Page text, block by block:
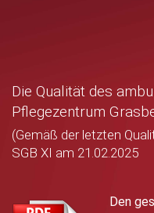
Die Qualität des
Pflegezentrum
(Gemäß der letzten
SGB XI am 21.02.2025
Den